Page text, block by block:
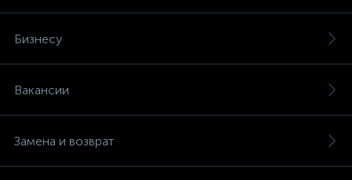
Бизнесу
Вакансии
Замена и возврат